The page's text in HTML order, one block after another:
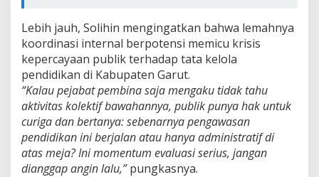
Lebih jauh, Solihin mengingatkan bahwa lemahnya
koordinasi internal berpotensi memicu krisis
kepercayaan publik terhadap tata kelola
pendidikan di Kabupaten Garut.
“Kalau pejabat pembina saja mengaku tidak tahu
aktivitas kolektif bawahannya, publik punya hak untuk
curiga dan bertanya: sebenarnya pengawasan
pendidikan ini berjalan atau hanya administratif di
atas meja? Ini momentum evaluasi serius, jangan
dianggap angin lalu,”pungkasnya.